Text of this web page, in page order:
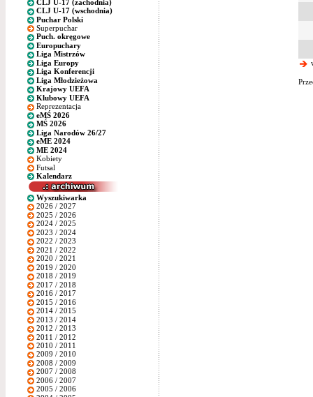
CLJ U-17 (zachodnia)
CLJ U-17 (wschodnia)
Puchar Polski
Superpuchar
Puch. okręgowe
Europuchary
Liga Mistrzów
Liga Europy
Liga Konferencji
Liga Młodzieżowa
Krajowy UEFA
Klubowy UEFA
Reprezentacja
eMŚ 2026
MŚ 2026
Liga Narodów 26/27
eME 2024
ME 2024
Kobiety
Futsal
Kalendarz
Wyszukiwarka
2026 / 2027
2025 / 2026
2024 / 2025
2023 / 2024
2022 / 2023
2021 / 2022
2020 / 2021
2019 / 2020
2018 / 2019
2017 / 2018
2016 / 2017
2015 / 2016
2014 / 2015
2013 / 2014
2012 / 2013
2011 / 2012
2010 / 2011
2009 / 2010
2008 / 2009
2007 / 2008
2006 / 2007
2005 / 2006